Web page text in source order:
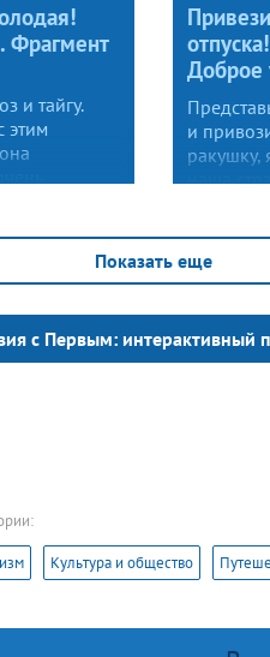
Фрагмент
и тайгу.
этим
Доброе
и
ракушку,
наша
Показать еще
с Первым: интерактивный
Культура и общество